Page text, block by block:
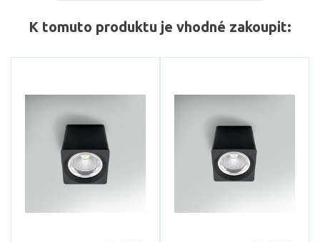
K tomuto produktu je vhodné zakoupit: